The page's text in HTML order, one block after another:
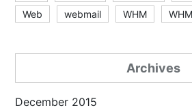
Web
webmail WHM
Archives
December 2015